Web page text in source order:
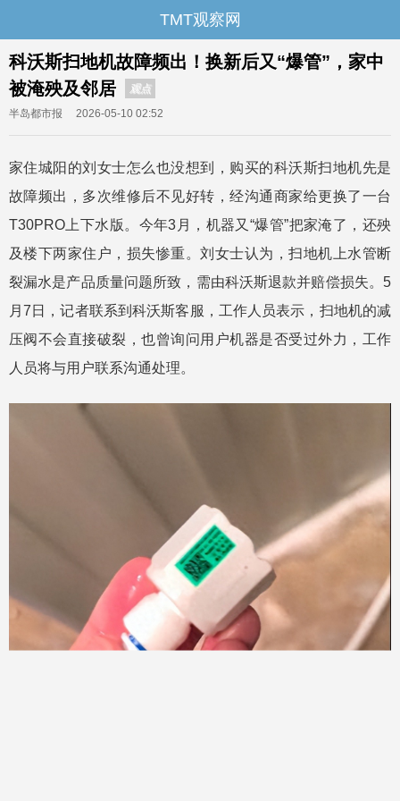
TMT观察网
科沃斯扫地机故障频出！换新后又“爆管”，家中
被淹殃及邻居
观点
半岛都市报 2026-05-10 02:52
家住城阳的刘女士怎么也没想到，购买的科沃斯扫地机先是
故障频出，多次维修后不见好转，经沟通商家给更换了一台
T30PRO上下水版。今年3月，机器又“爆管”把家淹了，还殃
及楼下两家住户，损失惨重。刘女士认为，扫地机上水管断
裂漏水是产品质量问题所致，需由科沃斯退款并赔偿损失。5
月7日，记者联系到科沃斯客服，工作人员表示，扫地机的减
压阀不会直接破裂，也曾询问用户机器是否受过外力，工作
人员将与用户联系沟通处理。